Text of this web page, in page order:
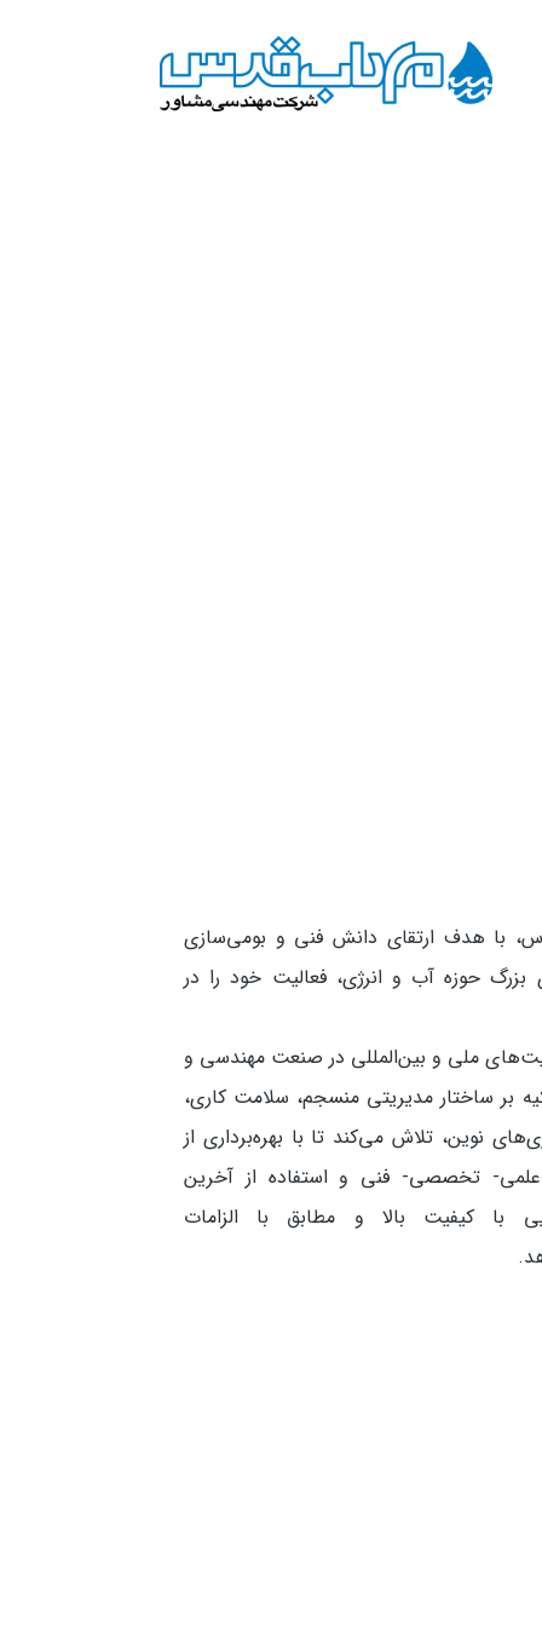
با هدف ارتقای دانش فنی و بومی‌سازی
بزرگ حوزه آب و انرژی، فعالیت خود را در
از 4 دهه فعالیت‌های ملی و بین‌المللی در صنعت مهندسی و
بر ساختار مدیریتی منسجم، سلامت کاری،
نوین، تلاش می‌کند تا با بهره‌برداری از
علمی- تخصصی- فنی و استفاده از آخرین
با کیفیت بالا و مطابق با الزامات